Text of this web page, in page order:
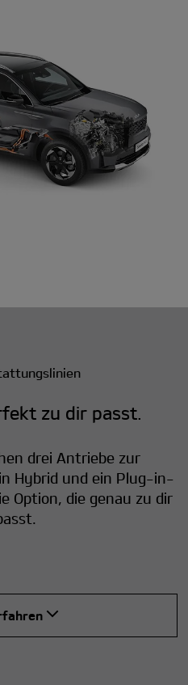
zu dir passt.
drei Antriebe zur
Hybrid und ein Plug-in-
Option, die genau zu dir